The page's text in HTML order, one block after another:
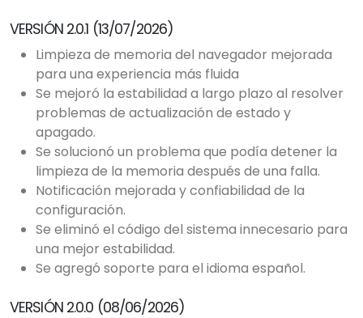
VERSIÓN 2.0.1 (13/07/2026)
Limpieza de memoria del navegador mejorada
para una experiencia más fluida
Se mejoró la estabilidad a largo plazo al resolver
problemas de actualización de estado y
apagado.
Se solucionó un problema que podía detener la
limpieza de la memoria después de una falla.
Notificación mejorada y confiabilidad de la
configuración.
Se eliminó el código del sistema innecesario para
una mejor estabilidad.
Se agregó soporte para el idioma español.
VERSIÓN 2.0.0 (08/06/2026)